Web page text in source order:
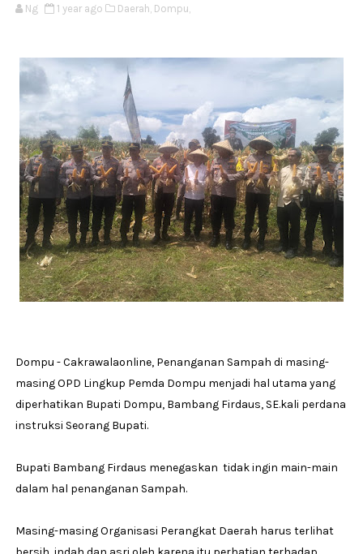
Ng 1 year ago Daerah, Dompu,
Dompu - Cakrawalaonline, Penanganan Sampah di masing-
masing OPD Lingkup Pemda Dompu menjadi hal utama yang
diperhatikan Bupati Dompu, Bambang Firdaus, SE.kali perdana
instruksi Seorang Bupati.
Bupati Bambang Firdaus menegaskan tidak ingin main-main
dalam hal penanganan Sampah.
Masing-masing Organisasi Perangkat Daerah harus terlihat